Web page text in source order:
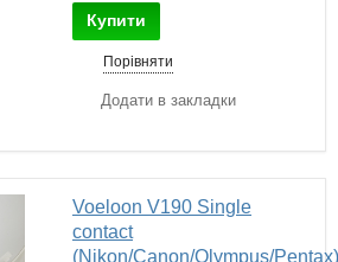
Купити
Порівняти
Додати в закладки
Voeloon V190 Single
contact
(Nikon/Canon/Olympus/Pentax)